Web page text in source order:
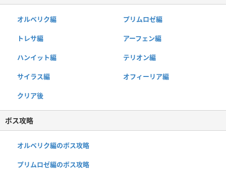
オルベリク編 プリムロゼ編
トレサ編 アーフェン編
ハンイット編 テリオン編
サイラス編 オフィーリア編
クリア後
ボス攻略
オルベリク編のボス攻略
プリムロゼ編のボス攻略